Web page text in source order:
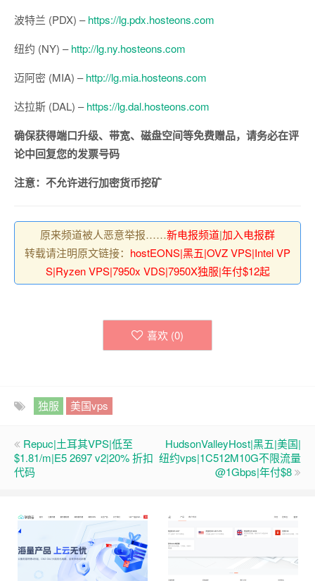
波特兰 (PDX) –https://lg.pdx.hosteons.com
纽约 (NY) –http://lg.ny.hosteons.com
迈阿密 (MIA) –http://lg.mia.hosteons.com
达拉斯 (DAL) –https://lg.dal.hosteons.com
确保获得端口升级、带宽、磁盘空间等免费赠品，请务必在评
论中回复您的发票号码
注意：不允许进行加密货币挖矿
原来频道被人恶意举报……新电报频道|加入电报群
转载请注明原文链接： hostEONS|黑五|OVZ VPS|Intel VP
S|Ryzen VPS|7950x VDS|7950X独服|年付$12起
喜欢 (0)
独服 美国vps
Repuc|土耳其VPS|低至
$1.81/m|E5 2697 v2|20% 折扣
代码
HudsonValleyHost|黑五|美国|
纽约vps|1C512M10G不限流量
@1Gbps|年付$8